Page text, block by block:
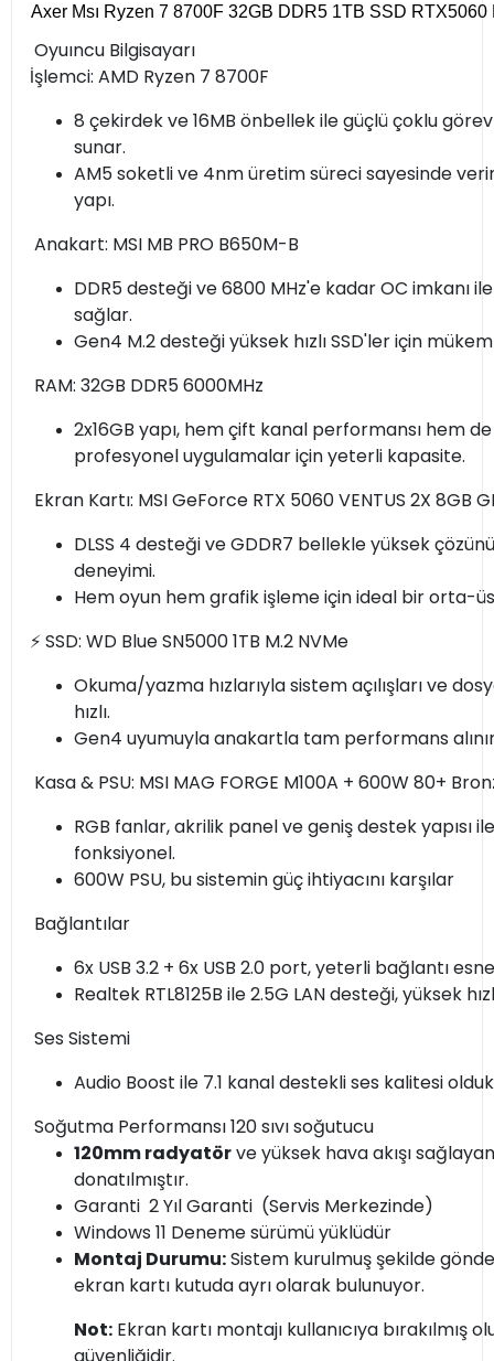
Axer Msı Ryzen 7 8700F 32GB DDR5 1TB SSD
Oyuıncu Bilgisayarı
İşlemci: AMD Ryzen 7 8700F
8 çekirdek ve 16MB önbellek ile güçlü çoklu
sunar.
AM5 soketli ve 4nm üretim süreci sayesinde
yapı.
Anakart: MSI MB PRO B650M-B
DDR5 desteği ve 6800 MHz'e kadar OC imkanı
sağlar.
Gen4 M.2 desteği yüksek hızlı SSD'ler için
RAM: 32GB DDR5 6000MHz
2x16GB yapı, hem çift kanal performansı hem
profesyonel uygulamalar için yeterli kapasite.
Ekran Kartı: MSI GeForce RTX 5060 VENTUS 2X 8GB
DLSS 4 desteği ve GDDR7 bellekle yüksek
deneyimi.
Hem oyun hem grafik işleme için ideal bir orta-
⚡ SSD: WD Blue SN5000 1TB M.2 NVMe
Okuma/yazma hızlarıyla sistem açılışları ve
hızlı.
Gen4 uyumuyla anakartla tam performans
Kasa & PSU: MSI MAG FORGE M100A + 600W 80+
RGB fanlar, akrilik panel ve geniş destek yapısı
fonksiyonel.
600W PSU, bu sistemin güç ihtiyacını karşılar
Bağlantılar
6x USB 3.2 + 6x USB 2.0 port, yeterli bağlantı
Realtek RTL8125B ile 2.5G LAN desteği, yüksek
Ses Sistemi
Audio Boost ile 7.1 kanal destekli ses kalitesi
Soğutma Performansı 120 sıvı soğutucu
120mm radyatörve yüksek hava akışı
donatılmıştır.
Garanti 2 Yıl Garanti (Servis Merkezinde)
Windows 11 Deneme sürümü yüklüdür
Montaj Durumu:Sistem kurulmuş şekilde
ekran kartı kutuda ayrı olarak bulunuyor.
Not: Ekran kartı montajı kullanıcıya bırakılmış